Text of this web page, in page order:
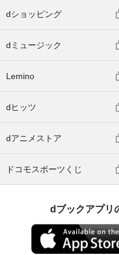
dショッピング
dミュージック
Lemino
dヒッツ
dアニメストア
ドコモスポーツくじ
dブックアプリ